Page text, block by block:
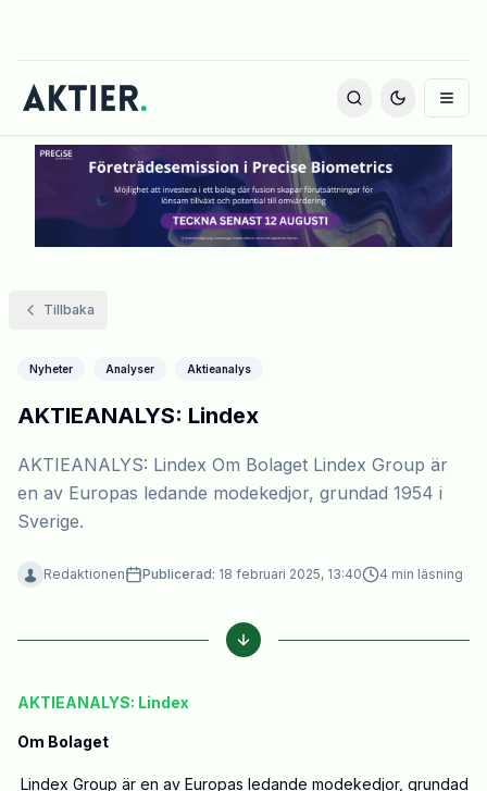
Tillbaka
Nyheter Analyser Aktieanalys
AKTIEANALYS: Lindex
AKTIEANALYS: Lindex Om Bolaget Lindex Group är
en av Europas ledande modekedjor, grundad 1954 i
Sverige.
Redaktionen Publicerad: 18 februari 2025, 13:40 4 min läsning
AKTIEANALYS: Lindex
Om Bolaget
Lindex Group är en av Europas ledande modekedjor, grundad